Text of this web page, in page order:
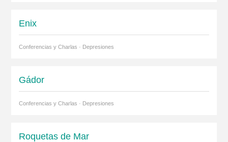
Enix
Conferencias y Charlas · Depresiones
Gádor
Conferencias y Charlas · Depresiones
Roquetas de Mar